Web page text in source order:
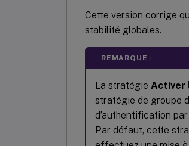
Cette version corrige
stabilité globales.
REMARQUE :
La stratégie Activer
stratégie de groupe
d’authentification
Par défaut, cette